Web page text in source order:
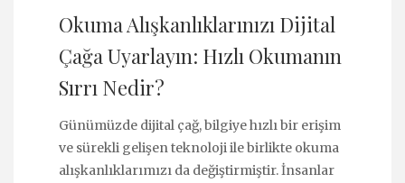
Okuma Alışkanlıklarınızı Dijital
Çağa Uyarlayın: Hızlı Okumanın
Sırrı Nedir?
Günümüzde dijital çağ, bilgiye hızlı bir erişim
ve sürekli gelişen teknoloji ile birlikte okuma
alışkanlıklarımızı da değiştirmiştir. İnsanlar